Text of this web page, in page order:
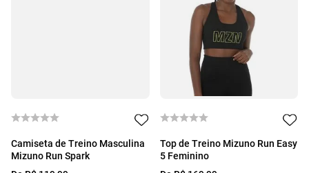
Camiseta de Treino Masculina
Mizuno Run Spark
Top de Treino Mizuno Run Easy
5 Feminino